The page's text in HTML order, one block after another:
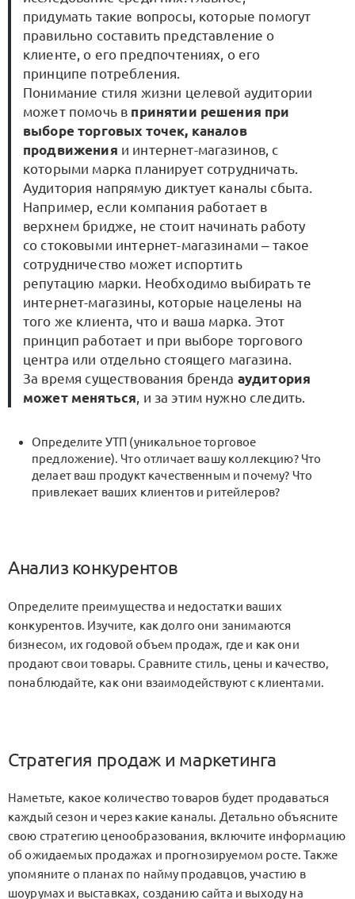
придумать такие вопросы, которые помогут
правильно составить представление о
клиенте, о его предпочтениях, о его
принципе потребления.
Понимание стиля жизни целевой аудитории
может помочь в принятии решения при
выборе торговых точек, каналов
продвижения и интернет-магазинов, с
которыми марка планирует сотрудничать.
Аудитория напрямую диктует каналы сбыта.
Например, если компания работает в
верхнем бридже, не стоит начинать работу
со стоковыми интернет-магазинами ‒ такое
сотрудничество может испортить
репутацию марки. Необходимо выбирать те
интернет-магазины, которые нацелены на
того же клиента, что и ваша марка. Этот
принцип работает и при выборе торгового
центра или отдельно стоящего магазина.
За время существования бренда аудитория
может меняться, и за этим нужно следить.
Определите УТП (уникальное торговое
предложение). Что отличает вашу коллекцию? Что
делает ваш продукт качественным и почему? Что
привлекает ваших клиентов и ритейлеров?
Анализ конкурентов
Определите преимущества и недостатки ваших
конкурентов. Изучите, как долго они занимаются
бизнесом, их годовой объем продаж, где и как они
продают свои товары. Сравните стиль, цены и качество,
понаблюдайте, как они взаимодействуют с клиентами.
Стратегия продаж и маркетинга
Наметьте, какое количество товаров будет продаваться
каждый сезон и через какие каналы. Детально объясните
свою стратегию ценообразования, включите информацию
об ожидаемых продажах и прогнозируемом росте. Также
упомяните о планах по найму продавцов, участию в
шоурумах и выставках, созданию сайта и выходу на